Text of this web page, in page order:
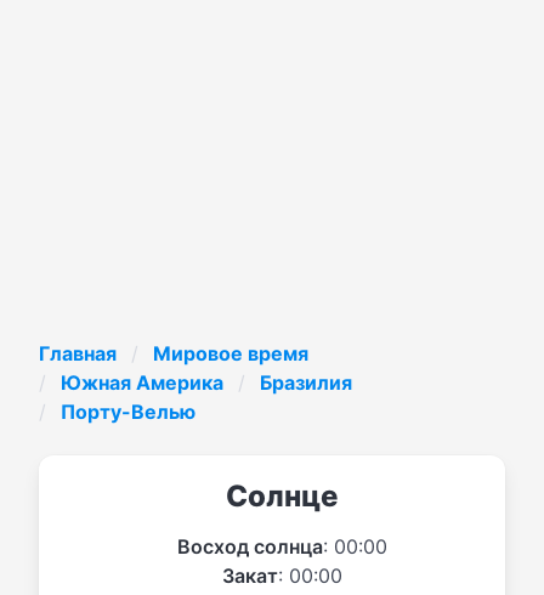
Главная
Мировое время
Южная Америка
Бразилия
Порту-Велью
Солнце
Восход солнца: 00:00
Закат: 00:00